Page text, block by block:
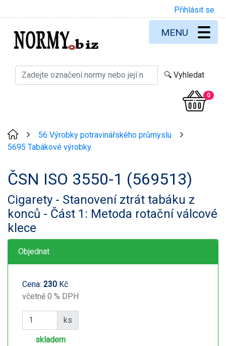
Přihlásit se
0
MENU
56 Výrobky potravinářského průmyslu
5695 Tabákové výrobky
ČSN ISO 3550-1 (569513)
Cigarety - Stanovení ztrát tabáku z
konců - Část 1: Metoda rotační válcové
klece
Objednat
Cena: 230 Kč
včetně 0 % DPH
ks
skladem